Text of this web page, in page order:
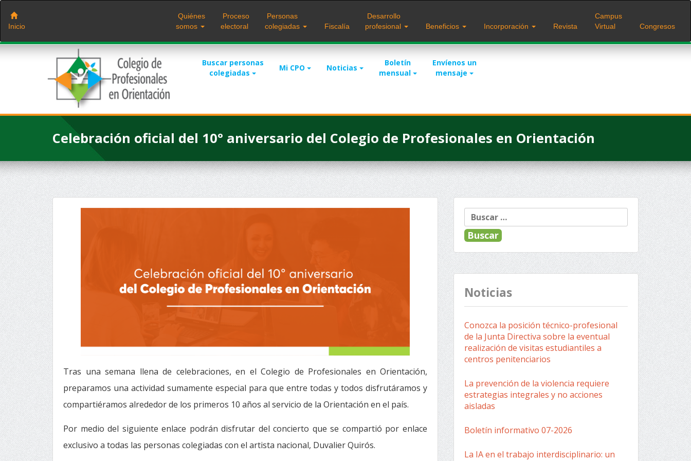
Saltar
contenido
Inicio
Quiénes
somos
Proceso
electoral
Personas
colegiadas
Fiscalía
Desarrollo
profesional
Beneficios Incorporación Revista
Campus
Virtual
Congresos
Buscar personas
colegiadas
Mi CPO Noticias
Boletín
mensual
Envíenos un
mensaje
Celebración oficial del 10° aniversario del Colegio de Profesionales en Orientación
Tras una semana llena de celebraciones, en el Colegio de Profesionales en Orientación,
preparamos una actividad sumamente especial para que entre todas y todos disfrutáramos y
compartiéramos alrededor de los primeros 10 años al servicio de la Orientación en el país.
Por medio del siguiente enlace podrán disfrutar del concierto que se compartió por enlace
exclusivo a todas las personas colegiadas con el artista nacional, Duvalier Quirós.
Buscar:
Noticias
Conozca la posición técnico-profesional
de la Junta Directiva sobre la eventual
realización de visitas estudiantiles a
centros penitenciarios
La prevención de la violencia requiere
estrategias integrales y no acciones
aisladas
Boletín informativo 07-2026
La IA en el trabajo interdisciplinario: un